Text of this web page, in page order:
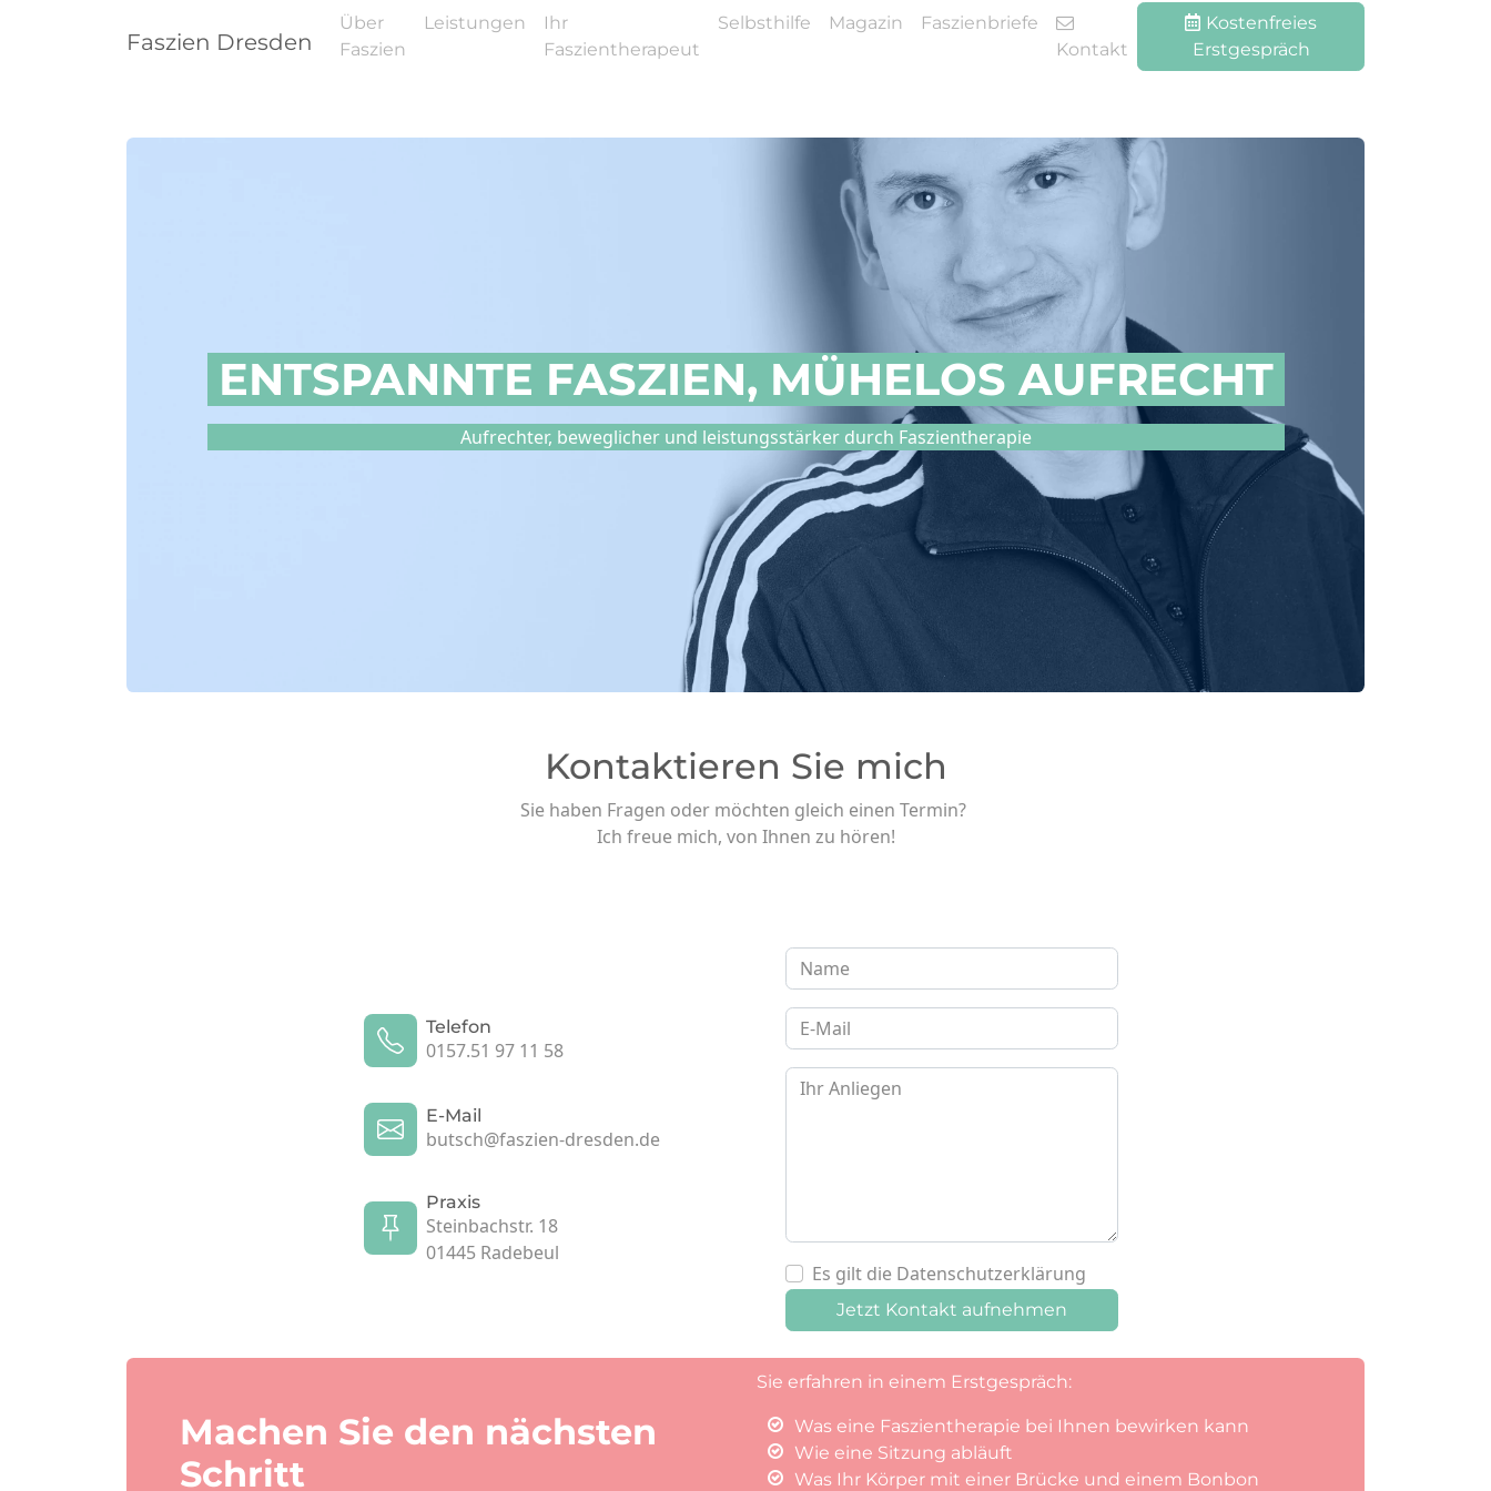
Faszien Dresden
Über
Faszien
Leistungen
Ihr
Faszientherapeut
Selbsthilfe Magazin
Faszienbriefe
Kontakt
Kostenfreies
Erstgespräch
ENTSPANNTE FASZIEN, MÜHELOS AUFRECHT
Aufrechter, beweglicher und leistungsstärker durch Faszientherapie
Kontaktieren Sie mich
Sie haben Fragen oder möchten gleich einen Termin?
Ich freue mich, von Ihnen zu hören!
Telefon
0157.51 97 11 58
E-Mail
butsch@faszien-dresden.de
Praxis
Steinbachstr. 18
01445 Radebeul
Es gilt die Datenschutzerklärung
Jetzt Kontakt aufnehmen
Machen Sie den nächsten
Schritt
Sie erfahren in einem Erstgespräch:
Was eine Faszientherapie bei Ihnen bewirken kann
Wie eine Sitzung abläuft
Was Ihr Körper mit einer Brücke und einem Bonbon